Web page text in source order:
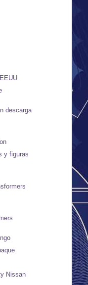
descarga
y figuras
Nissan